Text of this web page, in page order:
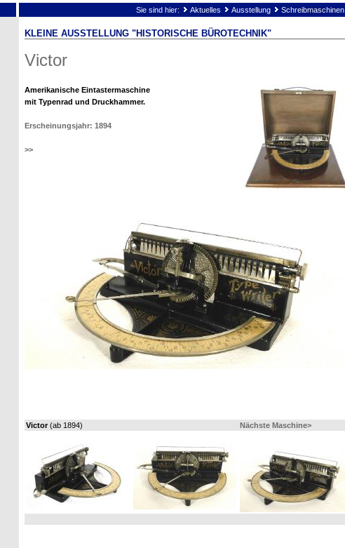
Sie sind hier: Aktuelles Ausstellung Schreibmaschinen
KLEINE AUSSTELLUNG "HISTORISCHE BÜROTECHNIK"
Victor
Amerikanische Eintastermaschine
mit Typenrad und Druckhammer.
Erscheinungsjahr: 1894
>>
Victor(ab 1894) Nächste Maschine>